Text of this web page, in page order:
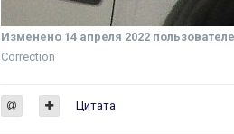
Изменено 14 апреля 2022
Correction
Цитата